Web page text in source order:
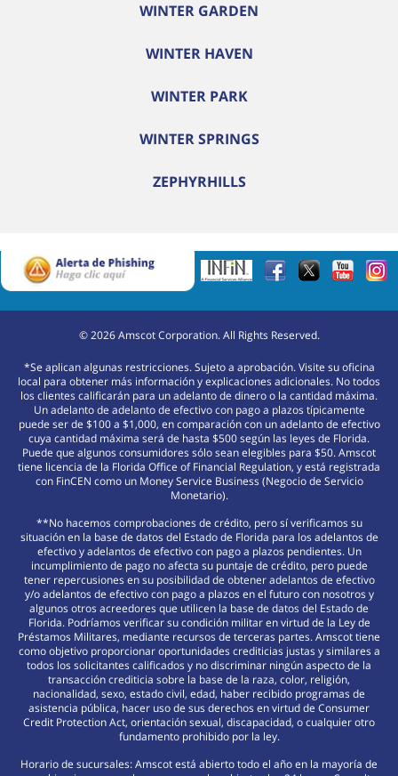
WINTER GARDEN
WINTER HAVEN
WINTER PARK
WINTER SPRINGS
ZEPHYRHILLS
©2026Amscot Corporation. All Rights Reserved.
*Se aplican algunas restricciones. Sujeto a aprobación. Visite su oficina
local para obtener más información y explicaciones adicionales. No todos
los clientes calificarán para un adelanto de dinero o la cantidad máxima.
Un adelanto de adelanto de efectivo con pago a plazos típicamente
puede ser de $100 a $1,000, en comparación con un adelanto de efectivo
cuya cantidad máxima será de hasta $500 según las leyes de Florida.
Puede que algunos consumidores sólo sean elegibles para $50. Amscot
tiene licencia de la Florida Office of Financial Regulation, y está registrada
con FinCEN como un Money Service Business (Negocio de Servicio
Monetario).
**No hacemos comprobaciones de crédito, pero sí verificamos su
situación en la base de datos del Estado de Florida para los adelantos de
efectivo y adelantos de efectivo con pago a plazos pendientes. Un
incumplimiento de pago no afecta su puntaje de crédito, pero puede
tener repercusiones en su posibilidad de obtener adelantos de efectivo
y/o adelantos de efectivo con pago a plazos en el futuro con nosotros y
algunos otros acreedores que utilicen la base de datos del Estado de
Florida. Podríamos verificar su condición militar en virtud de la Ley de
Préstamos Militares, mediante recursos de terceras partes. Amscot tiene
como objetivo proporcionar oportunidades crediticias justas y similares a
todos los solicitantes calificados y no discriminar ningún aspecto de la
transacción crediticia sobre la base de la raza, color, religión,
nacionalidad, sexo, estado civil, edad, haber recibido programas de
asistencia pública, hacer uso de sus derechos en virtud de Consumer
Credit Protection Act, orientación sexual, discapacidad, o cualquier otro
fundamento prohibido por la ley.
Horario de sucursales: Amscot está abierto todo el año en la mayoría de